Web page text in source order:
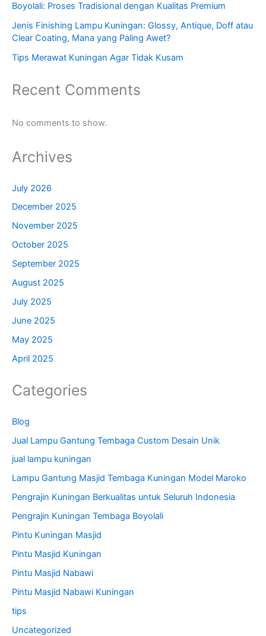
Boyolali: Proses Tradisional dengan Kualitas Premium
Jenis Finishing Lampu Kuningan: Glossy, Antique, Doff atau
Clear Coating, Mana yang Paling Awet?
Tips Merawat Kuningan Agar Tidak Kusam
Recent Comments
No comments to show.
Archives
July 2026
December 2025
November 2025
October 2025
September 2025
August 2025
July 2025
June 2025
May 2025
April 2025
Categories
Blog
Jual Lampu Gantung Tembaga Custom Desain Unik
jual lampu kuningan
Lampu Gantung Masjid Tembaga Kuningan Model Maroko
Pengrajin Kuningan Berkualitas untuk Seluruh Indonesia
Pengrajin Kuningan Tembaga Boyolali
Pintu Kuningan Masjid
Pintu Masjid Kuningan
Pintu Masjid Nabawi
Pintu Masjid Nabawi Kuningan
tips
Uncategorized